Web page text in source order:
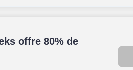
offre 80% de